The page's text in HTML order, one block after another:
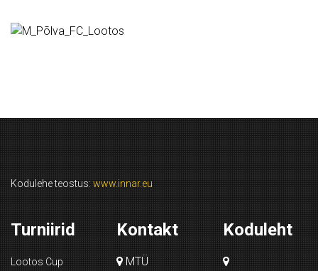
Kodulehe teostus: www.innar.eu
Turniirid
Lootos Cup
Kontakt
MTÜ
Koduleht